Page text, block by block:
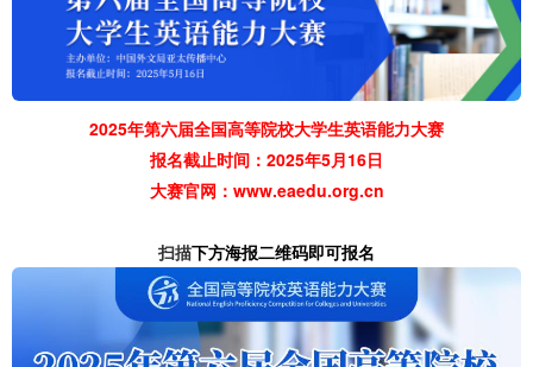
2025年第六届全国高等院校大学生英语能力大赛
报名截止时间：2025年5月16日
大赛官网： www.eaedu.org.cn
扫描下方海报二维码即可报名